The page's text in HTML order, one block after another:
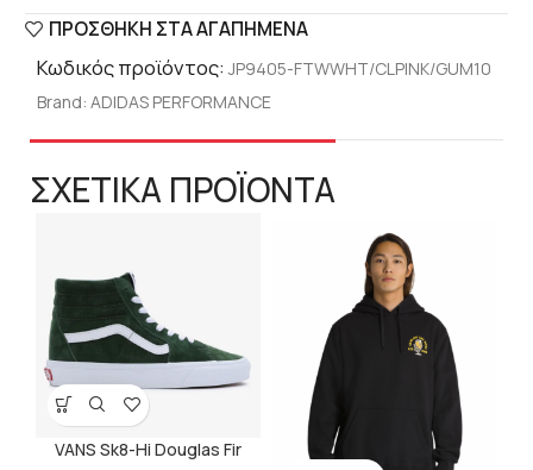
ΠΡΟΣΘΉΚΗ ΣΤΑ ΑΓΑΠΗΜΈΝΑ
Κωδικός προϊόντος:JP9405-FTWWHT/CLPINK/GUM10
Brand: ADIDAS PERFORMANCE
ΣΧΕΤΙΚΑ ΠΡΟΪΟΝΤΑ
VANS Sk8-Hi Douglas Fir